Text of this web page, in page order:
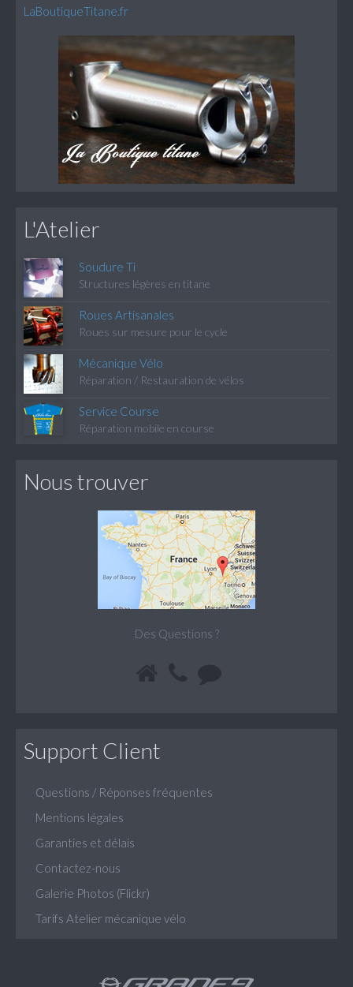
LaBoutiqueTitane.fr
L'Atelier
Soudure Ti
Structures légères en titane
Roues Artisanales
Roues sur mesure pour le cycle
Mécanique Vélo
Réparation / Restauration de vélos
Service Course
Réparation mobile en course
Nous trouver
Des Questions ?
Support Client
Questions / Réponses fréquentes
Mentions légales
Garanties et délais
Contactez-nous
Galerie Photos (Flickr)
Tarifs Atelier mécanique vélo